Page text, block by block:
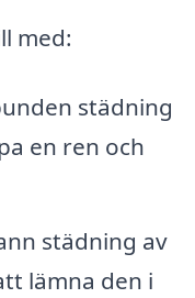
med:
städning
en ren och
städning av
lämna den i